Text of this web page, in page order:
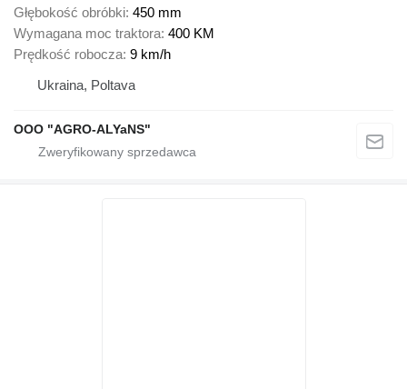
Głębokość obróbki 450 mm
Wymagana moc traktora 400 KM
Prędkość robocza 9 km/h
Ukraina, Poltava
OOO "AGRO-ALYaNS"